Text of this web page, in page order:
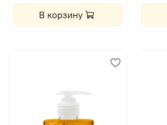
В корзину